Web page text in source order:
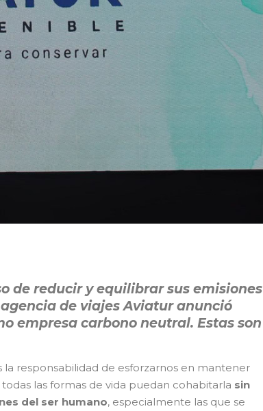
de reducir y equilibrar sus emisiones
de viajes Aviatur anunció
empresa carbono neutral. Estas son
responsabilidad de esforzarnos en mantener
las formas de vida puedan cohabitarla sin
del ser humano, especialmente las que se